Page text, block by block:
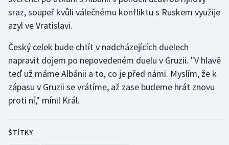
sraz, soupeř kvůli válečnému konfliktu s Ruskem využije
azyl ve Vratislavi.
Český celek bude chtít v nadcházejících duelech
napravit dojem po nepovedeném duelu v Gruzii. "V hlavě
teď už máme Albánii a to, co je před námi. Myslím, že k
zápasu v Gruzii se vrátíme, až zase budeme hrát znovu
proti ní," mínil Král.
ŠTÍTKY